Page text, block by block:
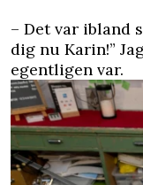
– Det var ibland
dig nu Karin!”
egentligen var.